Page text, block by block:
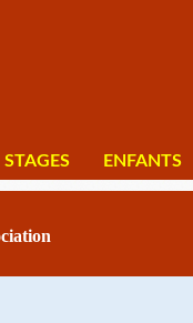
STAGES ENFANTS